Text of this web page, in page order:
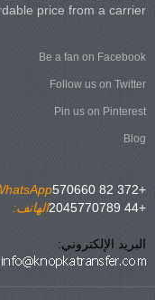
price from a carrier.
Be a fan on Facebook
Follow us on Twitter
Pin us on Pinterest
Blog
+372 82 570660
الهاتف:
+44 2045770789
البريد الإلكتروني: